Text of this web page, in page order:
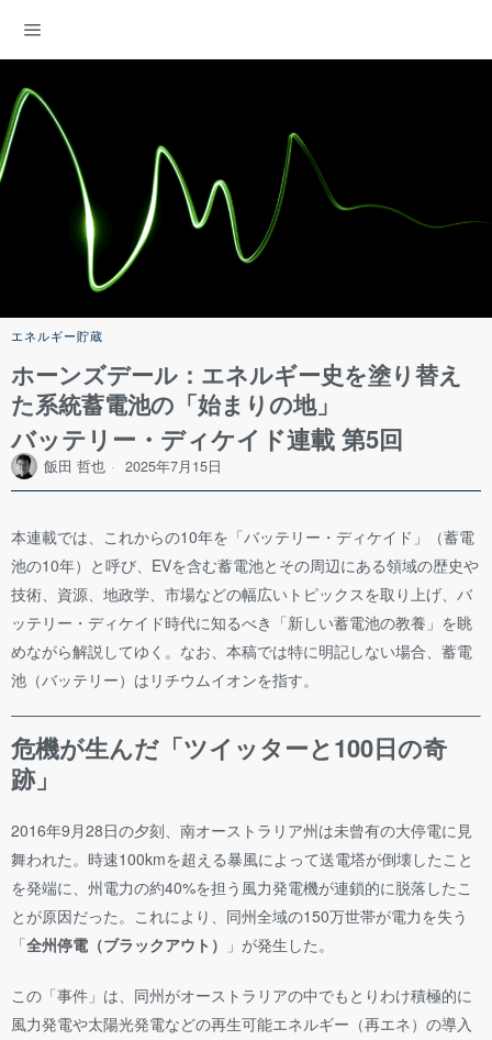
エネルギー貯蔵
ホーンズデール：エネルギー史を塗り替え
た系統蓄電池の「始まりの地」
バッテリー・ディケイド連載 第5回
飯田 哲也 2025年7月15日
本連載では、これからの10年を「バッテリー・ディケイド」（蓄電
池の10年）と呼び、EVを含む蓄電池とその周辺にある領域の歴史や
技術、資源、地政学、市場などの幅広いトピックスを取り上げ、バ
ッテリー・ディケイド時代に知るべき「新しい蓄電池の教養」を眺
めながら解説してゆく。なお、本稿では特に明記しない場合、蓄電
池（バッテリー）はリチウムイオンを指す。
​危機が生んだ「ツイッターと100日の奇
跡」
2016年9月28日の夕刻、南オーストラリア州は未曾有の大停電に見
舞われた。時速100kmを超える暴風によって送電塔が倒壊したこと
を発端に、州電力の約40%を担う風力発電機が連鎖的に脱落したこ
とが原因だった。これにより、同州全域の150万世帯が電力を失う
「全州停電（ブラックアウト） 」が発生した。
この「事件」は、同州がオーストラリアの中でもとりわけ積極的に
風力発電や太陽光発電などの再生可能エネルギー（再エネ）の導入